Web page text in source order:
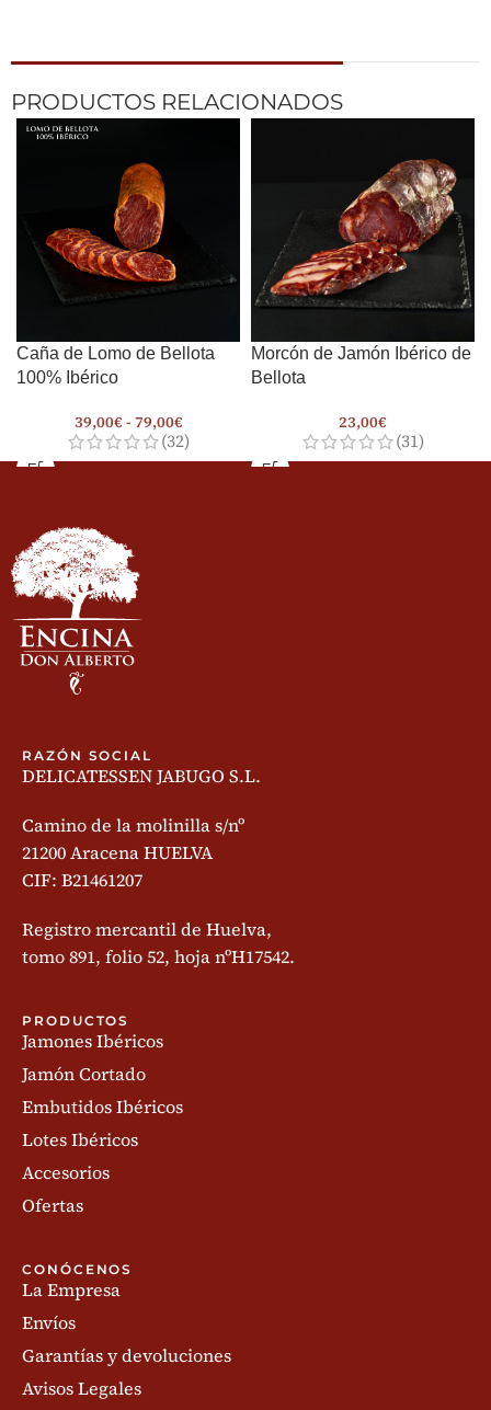
PRODUCTOS RELACIONADOS
Caña de Lomo de Bellota
100% Ibérico
39,00€ - 79,00€
(32)
Morcón de Jamón Ibérico de
Bellota
23,00€
(31)
RAZÓN SOCIAL
DELICATESSEN JABUGO S.L.
Camino de la molinilla s/nº
21200 Aracena HUELVA
CIF: B21461207
Registro mercantil de Huelva,
tomo 891, folio 52, hoja nºH17542.
PRODUCTOS
Jamones Ibéricos
Jamón Cortado
Embutidos Ibéricos
Lotes Ibéricos
Accesorios
Ofertas
CONÓCENOS
La Empresa
Envíos
Garantías y devoluciones
Avisos Legales